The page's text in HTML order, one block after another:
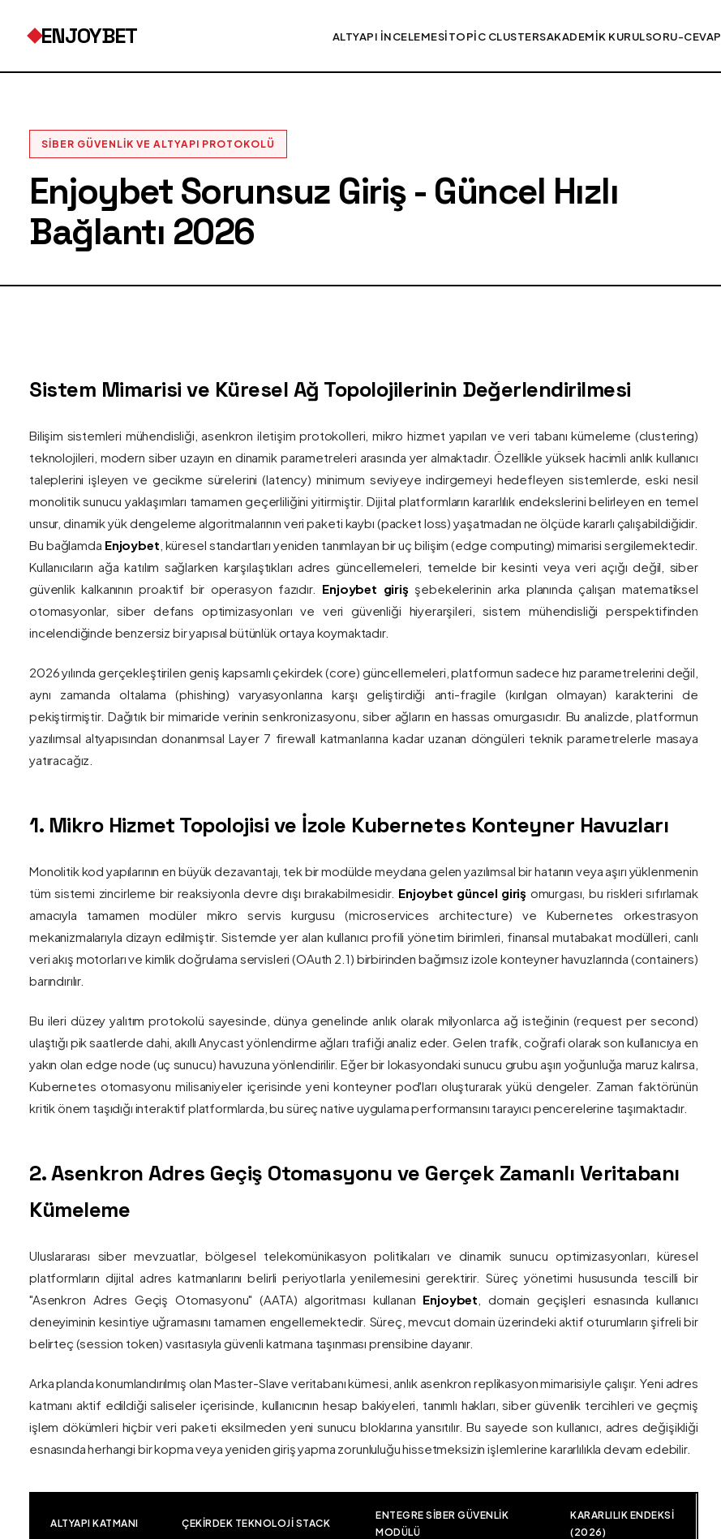
ENJOYBET ALTYAPI İNCELEMESITOPIC CLUSTERSAKADEMIK KURULSORU-CEVAP
SIBER GÜVENLIK VE ALTYAPI PROTOKOLÜ
Enjoybet Sorunsuz Giriş - Güncel Hızlı
Bağlantı 2026
Sistem Mimarisi ve Küresel Ağ Topolojilerinin Değerlendirilmesi
Bilişim sistemleri mühendisliği, asenkron iletişim protokolleri, mikro hizmet yapıları ve veri tabanı kümeleme (clustering)
teknolojileri, modern siber uzayın en dinamik parametreleri arasında yer almaktadır. Özellikle yüksek hacimli anlık kullanıcı
taleplerini işleyen ve gecikme sürelerini (latency) minimum seviyeye indirgemeyi hedefleyen sistemlerde, eski nesil
monolitik sunucu yaklaşımları tamamen geçerliliğini yitirmiştir. Dijital platformların kararlılık endekslerini belirleyen en temel
unsur, dinamik yük dengeleme algoritmalarının veri paketi kaybı (packet loss) yaşatmadan ne ölçüde kararlı çalışabildiğidir.
Bu bağlamda Enjoybet , küresel standartları yeniden tanımlayan bir uç bilişim (edge computing) mimarisi sergilemektedir.
Kullanıcıların ağa katılım sağlarken karşılaştıkları adres güncellemeleri, temelde bir kesinti veya veri açığı değil, siber
güvenlik kalkanının proaktif bir operasyon fazıdır. Enjoybet giriş şebekelerinin arka planında çalışan matematiksel
otomasyonlar, siber defans optimizasyonları ve veri güvenliği hiyerarşileri, sistem mühendisliği perspektifinden
incelendiğinde benzersiz bir yapısal bütünlük ortaya koymaktadır.
2026 yılında gerçekleştirilen geniş kapsamlı çekirdek (core) güncellemeleri, platformun sadece hız parametrelerini değil,
aynı zamanda oltalama (phishing) varyasyonlarına karşı geliştirdiği anti-fragile (kırılgan olmayan) karakterini de
pekiştirmiştir. Dağıtık bir mimaride verinin senkronizasyonu, siber ağların en hassas omurgasıdır. Bu analizde, platformun
yazılımsal altyapısından donanımsal Layer 7 firewall katmanlarına kadar uzanan döngüleri teknik parametrelerle masaya
yatıracağız.
1. Mikro Hizmet Topolojisi ve İzole Kubernetes Konteyner Havuzları
Monolitik kod yapılarının en büyük dezavantajı, tek bir modülde meydana gelen yazılımsal bir hatanın veya aşırı yüklenmenin
tüm sistemi zincirleme bir reaksiyonla devre dışı bırakabilmesidir. Enjoybet güncel giriş omurgası, bu riskleri sıfırlamak
amacıyla tamamen modüler mikro servis kurgusu (microservices architecture) ve Kubernetes orkestrasyon
mekanizmalarıyla dizayn edilmiştir. Sistemde yer alan kullanıcı profili yönetim birimleri, finansal mutabakat modülleri, canlı
veri akış motorları ve kimlik doğrulama servisleri (OAuth 2.1) birbirinden bağımsız izole konteyner havuzlarında (containers)
barındırılır.
Bu ileri düzey yalıtım protokolü sayesinde, dünya genelinde anlık olarak milyonlarca ağ isteğinin (request per second)
ulaştığı pik saatlerde dahi, akıllı Anycast yönlendirme ağları trafiği analiz eder. Gelen trafik, coğrafi olarak son kullanıcıya en
yakın olan edge node (uç sunucu) havuzuna yönlendirilir. Eğer bir lokasyondaki sunucu grubu aşırı yoğunluğa maruz kalırsa,
Kubernetes otomasyonu milisaniyeler içerisinde yeni konteyner pod'ları oluşturarak yükü dengeler. Zaman faktörünün
kritik önem taşıdığı interaktif platformlarda, bu süreç native uygulama performansını tarayıcı pencerelerine taşımaktadır.
2. Asenkron Adres Geçiş Otomasyonu ve Gerçek Zamanlı Veritabanı
Kümeleme
Uluslararası siber mevzuatlar, bölgesel telekomünikasyon politikaları ve dinamik sunucu optimizasyonları, küresel
platformların dijital adres katmanlarını belirli periyotlarla yenilemesini gerektirir. Süreç yönetimi hususunda tescilli bir
"Asenkron Adres Geçiş Otomasyonu" (AATA) algoritması kullanan Enjoybet , domain geçişleri esnasında kullanıcı
deneyiminin kesintiye uğramasını tamamen engellemektedir. Süreç, mevcut domain üzerindeki aktif oturumların şifreli bir
belirteç (session token) vasıtasıyla güvenli katmana taşınması prensibine dayanır.
Arka planda konumlandırılmış olan Master-Slave veritabanı kümesi, anlık asenkron replikasyon mimarisiyle çalışır. Yeni adres
katmanı aktif edildiği saliseler içerisinde, kullanıcının hesap bakiyeleri, tanımlı hakları, siber güvenlik tercihleri ve geçmiş
işlem dökümleri hiçbir veri paketi eksilmeden yeni sunucu bloklarına yansıtılır. Bu sayede son kullanıcı, adres değişikliği
esnasında herhangi bir kopma veya yeniden giriş yapma zorunluluğu hissetmeksizin işlemlerine kararlılıkla devam edebilir.
ALTYAPI KATMANI ÇEKIRDEK TEKNOLOJI STACK
ENTEGRE SIBER GÜVENLIK
MODÜLÜ
KARARLILIK ENDEKSI
(2026)